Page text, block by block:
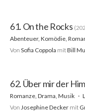
61. On the Rocks
Abenteuer, Komödie,
Von Sofia Coppola mitBill
62. Über mir der
Romanze, Drama, Musik
Von Josephine Decker mit